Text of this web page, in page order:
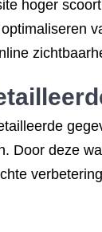
hoger
Door deze